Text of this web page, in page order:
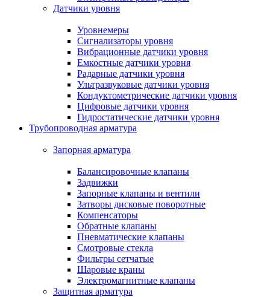
Датчики уровня
Уровнемеры
Сигнализаторы уровня
Вибрационные датчики уровня
Емкостные датчики уровня
Радарные датчики уровня
Ультразвуковые датчики уровня
Кондуктометрические датчики уровня
Цифровые датчики уровня
Гидростатические датчики уровня
Трубопроводная арматура
Запорная арматура
Балансировочные клапаны
Задвижки
Запорные клапаны и вентили
Затворы дисковые поворотные
Компенсаторы
Обратные клапаны
Пневматические клапаны
Смотровые стекла
Фильтры сетчатые
Шаровые краны
Электромагнитные клапаны
Защитная арматура